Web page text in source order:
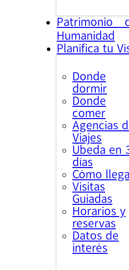
Patrimonio
Humanidad
Planifica tu
Donde
dormir
Donde
comer
Agencias
Viajes
Úbeda en
días
Cómo
Visitas
Guiadas
Horarios y
reservas
Datos de
interés